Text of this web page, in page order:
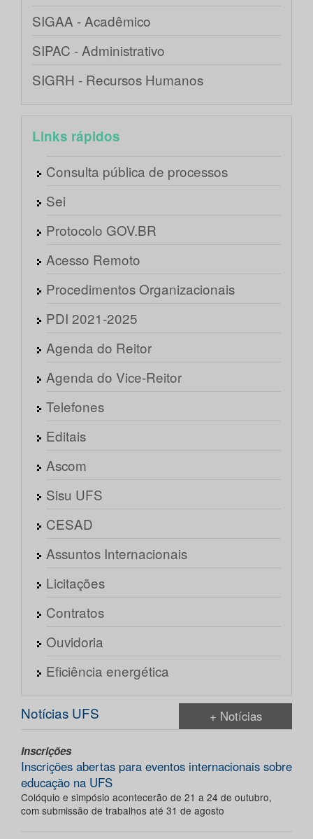
SIGAA - Acadêmico
SIPAC - Administrativo
SIGRH - Recursos Humanos
Links rápidos
Consulta pública de processos
Sei
Protocolo GOV.BR
Acesso Remoto
Procedimentos Organizacionais
PDI 2021-2025
Agenda do Reitor
Agenda do Vice-Reitor
Telefones
Editais
Ascom
Sisu UFS
CESAD
Assuntos Internacionais
Licitações
Contratos
Ouvidoria
Eficiência energética
Notícias UFS + Notícias
Inscrições
Inscrições abertas para eventos internacionais sobre
educação na UFS
Colóquio e simpósio acontecerão de 21 a 24 de outubro,
com submissão de trabalhos até 31 de agosto